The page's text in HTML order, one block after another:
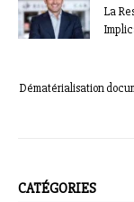
La
Dématérialisation
CATÉGORIES